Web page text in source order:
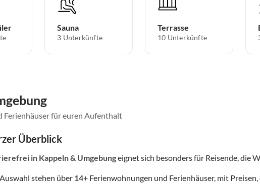
Sauna
3 Unterkünfte
Terrasse
10 Unterkünfte
Ferienhäuser für euren Aufenthalt
Überblick
in Kappeln & Umgebungeignet sich besonders für Reisende, die
stehen über 14+ Ferienwohnungen und Ferienhäuser, mit